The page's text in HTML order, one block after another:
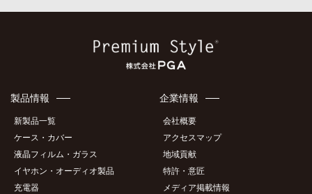
製品情報
新製品一覧
ケース・カバー
液晶フィルム・ガラス
イヤホン・オーディオ製品
充電器
企業情報
会社概要
アクセスマップ
地域貢献
特許・意匠
メディア掲載情報